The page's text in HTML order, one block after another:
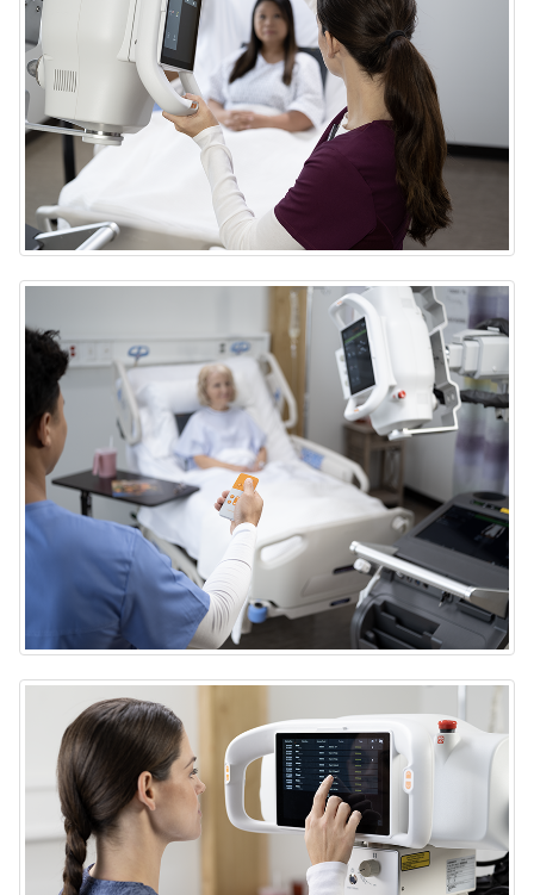
Sistema portátil de rayos X DRX-Rise
Sistema portátil de rayos X DRX-Rise